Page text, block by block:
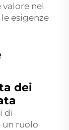
nel
esigenze
dei
di
un ruolo